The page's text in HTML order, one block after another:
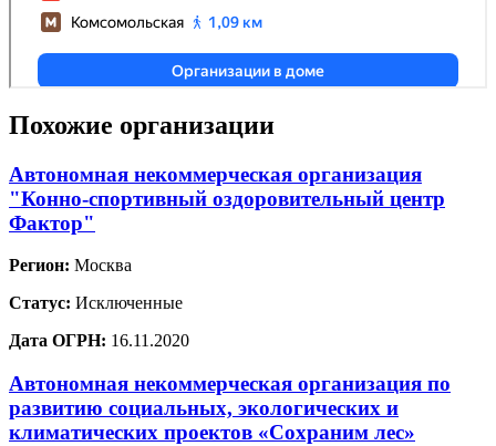
Похожие организации
Автономная некоммерческая организация
"Конно-спортивный оздоровительный центр
Фактор"
Регион: Москва
Статус: Исключенные
Дата ОГРН: 16.11.2020
Автономная некоммерческая организация по
развитию социальных, экологических и
климатических проектов «Сохраним лес»